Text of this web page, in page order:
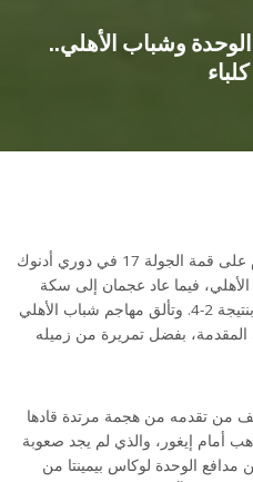
وشباب الأهلي..
خيم التعادل الإيجابي بنتيجة 3-3 اليوم على قمة الجولة 17 في دوري أدنوك
فيما عاد عجمان إلى سكة
الانتصارات بالفوز على مضيفه كلباء بنتيجة 2-4. وتألق مهاجم شباب الأهلي
بفضل تمريرة من زميله
من تقدمه من هجمة مرتدة قادها
أمام إيغور، والذي لم يجد صعوبة
وبعدها تمكن مدافع الوحدة لوكاس بيمينتا من